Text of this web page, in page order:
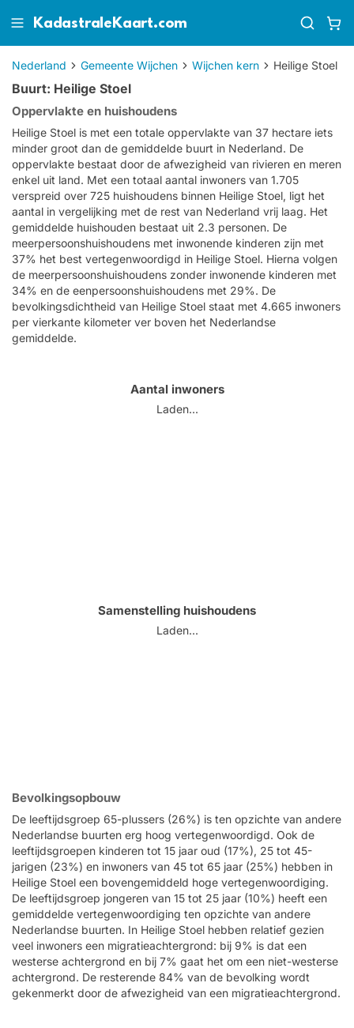
KadastraleKaart.com
Nederland Gemeente Wijchen Wijchen kern Heilige Stoel
Buurt: Heilige Stoel
Oppervlakte en huishoudens
Heilige Stoel is met een totale oppervlakte van 37 hectare iets
minder groot dan de gemiddelde buurt in Nederland. De
oppervlakte bestaat door de afwezigheid van rivieren en meren
enkel uit land. Met een totaal aantal inwoners van 1.705
verspreid over 725 huishoudens binnen Heilige Stoel, ligt het
aantal in vergelijking met de rest van Nederland vrij laag. Het
gemiddelde huishouden bestaat uit 2.3 personen. De
meerpersoonshuishoudens met inwonende kinderen zijn met
37% het best vertegenwoordigd in Heilige Stoel. Hierna volgen
de meerpersoonshuishoudens zonder inwonende kinderen met
34% en de eenpersoonshuishoudens met 29%. De
bevolkingsdichtheid van Heilige Stoel staat met 4.665 inwoners
per vierkante kilometer ver boven het Nederlandse
gemiddelde.
Aantal inwoners
Laden...
Samenstelling huishoudens
Laden...
Bevolkingsopbouw
De leeftijdsgroep 65-plussers (26%) is ten opzichte van andere
Nederlandse buurten erg hoog vertegenwoordigd. Ook de
leeftijdsgroepen kinderen tot 15 jaar oud (17%), 25 tot 45-
jarigen (23%) en inwoners van 45 tot 65 jaar (25%) hebben in
Heilige Stoel een bovengemiddeld hoge vertegenwoordiging.
De leeftijdsgroep jongeren van 15 tot 25 jaar (10%) heeft een
gemiddelde vertegenwoordiging ten opzichte van andere
Nederlandse buurten. In Heilige Stoel hebben relatief gezien
veel inwoners een migratieachtergrond: bij 9% is dat een
westerse achtergrond en bij 7% gaat het om een niet-westerse
achtergrond. De resterende 84% van de bevolking wordt
gekenmerkt door de afwezigheid van een migratieachtergrond.